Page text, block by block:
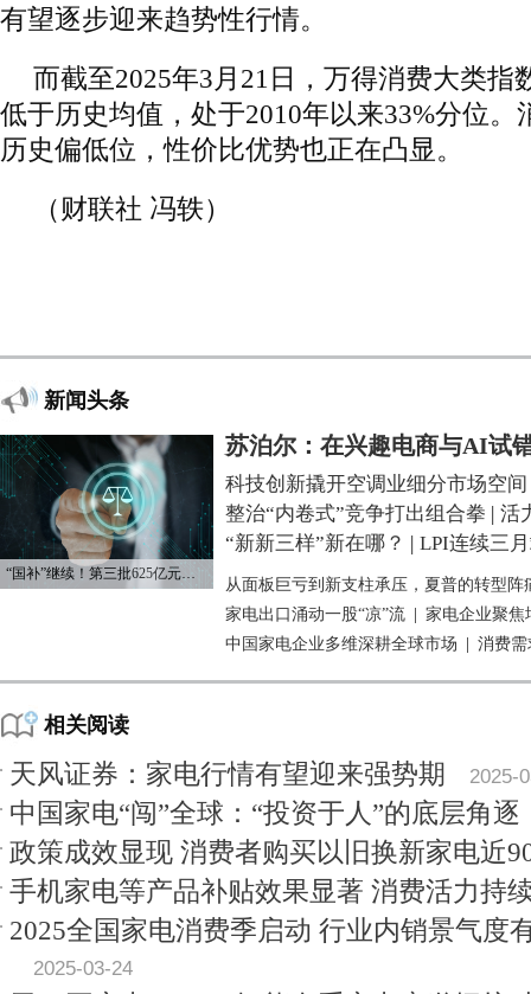
有望逐步迎来趋势性行情。
而截至2025年3月21日，万得消费大类指
低于历史均值，处于2010年以来33%分位。
历史偏低位，性价比优势也正在凸显。
（财联社 冯轶）
新闻头条
“国补”继续！第三批625亿元资金已下达
苏泊尔：在兴趣电商与AI试
科技创新撬开空调业细分市场空间
整治“内卷式”竞争打出组合拳 | 活
“新新三样”新在哪？ | LPI连续三
从面板巨亏到新支柱承压，夏普的转型阵
家电出口涌动一股“凉”流
家电企业聚焦
中国家电企业多维深耕全球市场
消费需
相关阅读
天风证券：家电行情有望迎来强势期 2025-
中国家电“闯”全球：“投资于人”的底层角逐
政策成效显现 消费者购买以旧换新家电近
手机家电等产品补贴效果显著 消费活力持
2025全国家电消费季启动 行业内销景气度
2025-03-24